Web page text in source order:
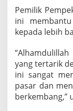
Pemilik
ini
kepada lebih
yang tertarik
ini sangat
pasar dan
berkembang,”